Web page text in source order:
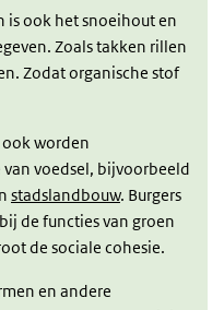
is ook het snoeihout en
Zoals takken rillen
Zodat organische stof
worden
voedsel, bijvoorbeeld
stadslandbouw. Burgers
de functies van groen
de sociale cohesie.
en andere